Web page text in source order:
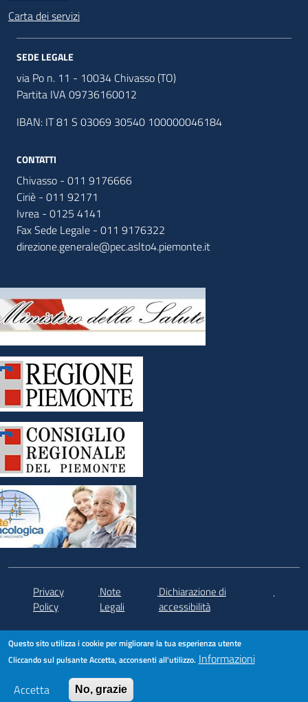
Carta dei servizi
SEDE LEGALE
via Po n. 11 - 10034 Chivasso (TO)
Partita IVA 09736160012
IBAN: IT 81 S 03069 30540 100000046184
CONTATTI
Chivasso - 011 9176666
Ciriè - 011 92171
Ivrea - 0125 4141
Fax Sede Legale - 011 9176322
direzione.generale@pec.aslto4.piemonte.it
Privacy
Policy
.Note
Legali
.Dichiarazione di
accessibilità
.
Questo sito utilizza i cookie per migliorare la tua esperienza utente
Cliccando sul pulsante Accetta, acconsenti all'utilizzo. Informazioni
Accetta
No, grazie